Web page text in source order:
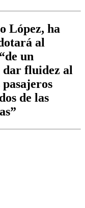
López, ha
al
un
fluidez al
de las